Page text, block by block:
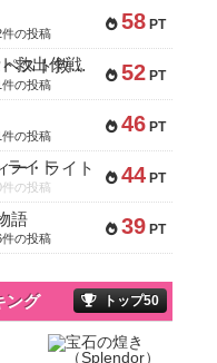
58 PT
件の投稿
52 PT
Bitter End ブタペスト救出作戦
件の投稿
46 PT
件の投稿
44 PT
ー・ライト
件の投稿
39 PT
語
件の投稿
ング トップ50